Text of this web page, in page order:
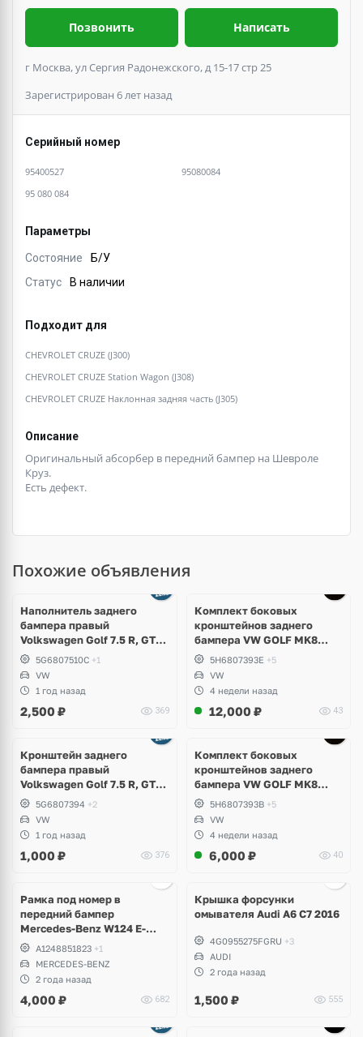
Позвонить Написать
г Москва, ул Сергия Радонежского, д 15-17 стр 25
Зарегистрирован 6 лет назад
Серийный номер
95400527
95080084
95 080 084
Параметры
Состояние
Б/У
Статус
В наличии
Подходит для
CHEVROLET CRUZE (J300)
CHEVROLET CRUZE Station Wagon (J308)
CHEVROLET CRUZE Наклонная задняя часть (J305)
Описание
Оригинальный абсорбер в передний бампер на Шевроле
Круз.
Есть дефект.
Похожие объявления
Наполнитель заднего
бампера правый
Volkswagen Golf 7.5 R, GTI,
GTD5G6807510C +1
VW
1 год назад
2,500 ₽ 369
Комплект боковых
кронштейнов заднего
бампера VW GOLF MK8
5H6807394E; 5H6807393E
5H6807393E +5
VW
4 недели назад
12,000 ₽ 43
Кронштейн заднего
бампера правый
Volkswagen Golf 7.5 R, GTI,
GTD, e-Golf
5G6807394 +2
VW
1 год назад
1,000 ₽ 376
Комплект боковых
кронштейнов заднего
бампера VW GOLF MK8
5H6807393B; 5H6807394B
5H6807393B +5
VW
4 недели назад
6,000 ₽ 40
Рамка под номер в
передний бампер
Mercedes-Benz W124 E-
KlassA1248851823 +1
MERCEDES-BENZ
2 года назад
4,000 ₽ 682
Крышка форсунки
омывателя Audi A6 C7 2016
4G0955275FGRU +3
AUDI
2 года назад
1,500 ₽ 555